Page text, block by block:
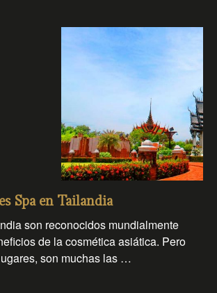
Spa en Tailandia
son reconocidos mundialmente
de la cosmética asiática. Pero
son muchas las …